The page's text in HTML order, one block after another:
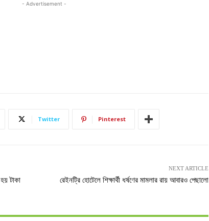
- Advertisement -
Twitter Pinterest
টাকা
NEXT ARTICLE
রেইনট্রি হোটেলে শিক্ষার্থী ধর্ষণের মামলার রায় আবারও পেছালো